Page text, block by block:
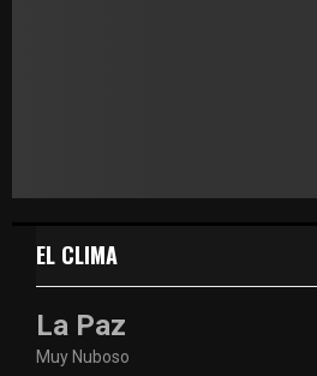
EL CLIMA
La Paz
Muy Nuboso